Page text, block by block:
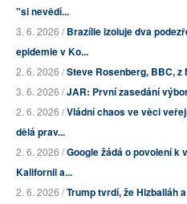
"si nevědí...
3. 6. 2026 /Brazílie izoluje dva
epidemie v Ko...
2. 6. 2026 /Steve Rosenberg, BBC,
3. 6. 2026 /JAR: První zasedání
2. 6. 2026 /Vládní chaos ve věci
dělá prav...
2. 6. 2026 /Google žádá o povolení k
Kalifornii a...
2. 6. 2026 /Trump tvrdí, že Hizballáh